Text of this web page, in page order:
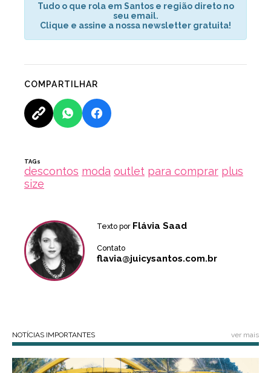
Tudo o que rola em Santos e região direto no
seu email.
Clique e assine a nossa newsletter gratuita!
COMPARTILHAR
TAGs
descontos moda outlet para comprar plus
size
Texto por Flávia Saad
Contato
flavia@juicysantos.com.br
NOTÍCIAS IMPORTANTES ver mais